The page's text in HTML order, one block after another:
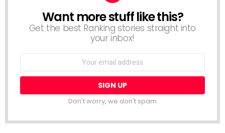
NEWSLETTER
Want more stuff like this?
Get the best Ranking stories straight into
your inbox!
Email
Don't worry, we don't spam